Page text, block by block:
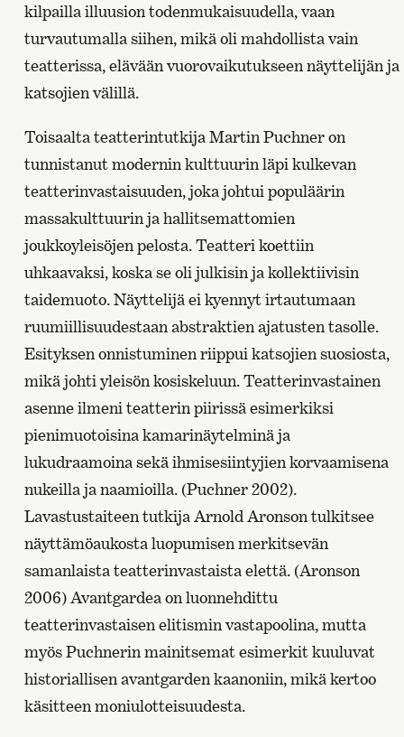
kilpailla illuusion todenmukaisuudella, vaan
turvautumalla siihen, mikä oli mahdollista vain
teatterissa, elävään vuorovaikutukseen näyttelijän ja
katsojien välillä.
Toisaalta teatterintutkija Martin Puchner on
tunnistanut modernin kulttuurin läpi kulkevan
teatterinvastaisuuden, joka johtui populäärin
massakulttuurin ja hallitsemattomien
joukkoyleisöjen pelosta. Teatteri koettiin
uhkaavaksi, koska se oli julkisin ja kollektiivisin
taidemuoto. Näyttelijä ei kyennyt irtautumaan
ruumiillisuudestaan abstraktien ajatusten tasolle.
Esityksen onnistuminen riippui katsojien suosiosta,
mikä johti yleisön kosiskeluun. Teatterinvastainen
asenne ilmeni teatterin piirissä esimerkiksi
pienimuotoisina kamarinäytelminä ja
lukudraamoina sekä ihmisesiintyjien korvaamisena
nukeilla ja naamioilla. (Puchner 2002).
Lavastustaiteen tutkija Arnold Aronson tulkitsee
näyttämöaukosta luopumisen merkitsevän
samanlaista teatterinvastaista elettä. (Aronson
2006) Avantgardea on luonnehdittu
teatterinvastaisen elitismin vastapoolina, mutta
myös Puchnerin mainitsemat esimerkit kuuluvat
historiallisen avantgarden kaanoniin, mikä kertoo
käsitteen moniulotteisuudesta.